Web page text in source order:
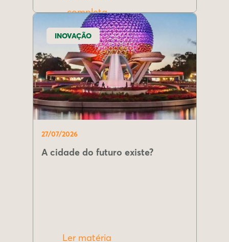
completa
INOVAÇÃO
27/07/2026
A cidade do futuro existe?
Ler matéria